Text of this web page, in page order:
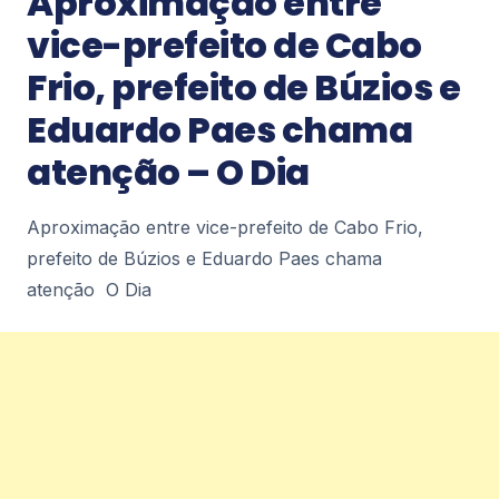
(10) diariodepetropolis.com.br
0
Notícias
Petrópolis recebe Encontro Internacional
de Esports nos dias 11 e 12 de agosto –
diariodepetropolis.com.br
Petrópolis recebe Encontro Internacional de
Esports nos dias 11 e 12 de
agosto diariodepetropolis.com.br
vice-prefeito de Cabo
Frio, prefeito de Búzios e
Eduardo Paes chama
atenção – O Dia
Aproximação entre vice-prefeito de Cabo Frio,
prefeito de Búzios e Eduardo Paes chama
atenção O Dia